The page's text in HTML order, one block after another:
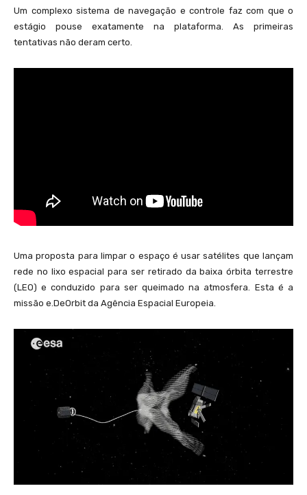
Um complexo sistema de navegação e controle faz com que o
estágio pouse exatamente na plataforma. As primeiras
tentativas não deram certo.
Uma proposta para limpar o espaço é usar satélites que lançam
rede no lixo espacial para ser retirado da baixa órbita terrestre
(LEO) e conduzido para ser queimado na atmosfera. Esta é a
missão e.DeOrbit da Agência Espacial Europeia.